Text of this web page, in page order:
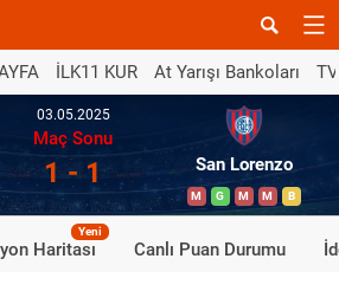
İLK11 KUR At Yarışı Bankoları
03.05.2025
Maç Sonu
1 - 1 San Lorenzo
M G M M B
Haritası
Yeni
Canlı Puan Durumu